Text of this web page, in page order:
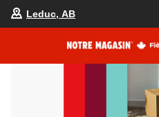
Leduc, AB